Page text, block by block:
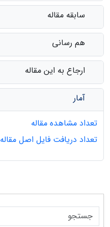
سابقه مقاله
هم رسانی
ارجاع به این مقاله
آمار
تعداد مشاهده مقاله
تعداد دریافت فایل اصل مقاله